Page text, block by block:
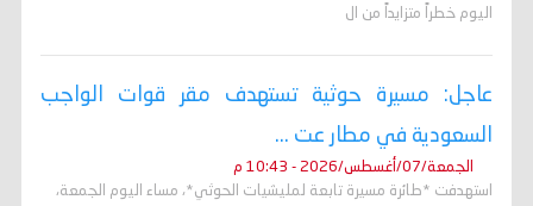
اليوم خطراً متزايداً من ال
عاجل: مسيرة حوثية تستهدف مقر قوات الواجب
السعودية في مطار عت ...
الجمعة/07/أغسطس/2026 - 10:43 م
استهدفت *طائرة مسيرة تابعة لمليشيات الحوثي*، مساء اليوم الجمعة،